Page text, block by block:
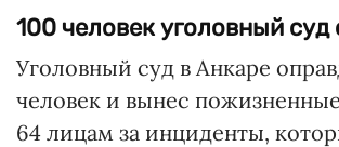
100 человек уголовный суд
Уголовный суд в Анкаре
человек и вынес
64 лицам за инциденты,